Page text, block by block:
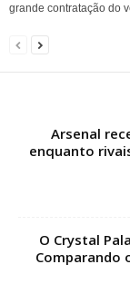
grande contratação do
Arsenal
enquanto
O Crystal
Comparando